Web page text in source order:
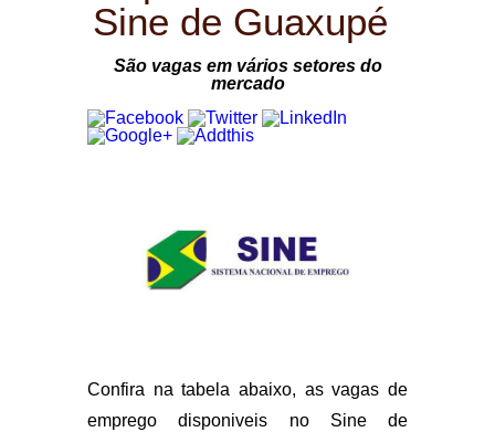
Sine de Guaxupé
São vagas em vários setores do
mercado
Confira na tabela abaixo, as vagas de
emprego disponiveis no Sine de